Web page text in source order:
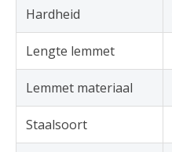
Hardheid
Lengte lemmet
Lemmet materiaal
Staalsoort